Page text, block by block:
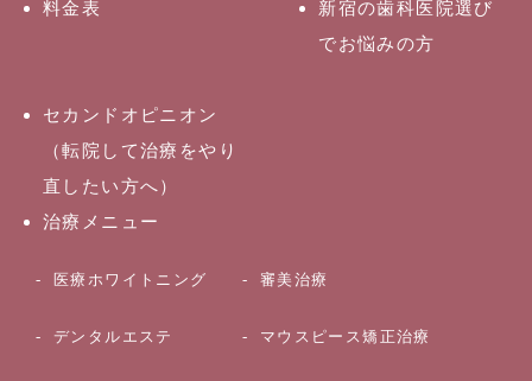
料金表
新宿の歯科医院選び
でお悩みの方
セカンドオピニオン
（転院して治療をやり
直したい方へ）
治療メニュー
医療ホワイトニング 審美治療
デンタルエステ マウスピース矯正治療